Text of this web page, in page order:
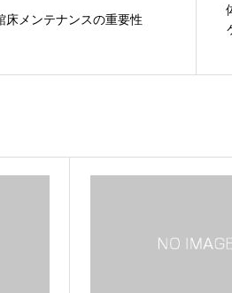
床メンテナンスの重要性